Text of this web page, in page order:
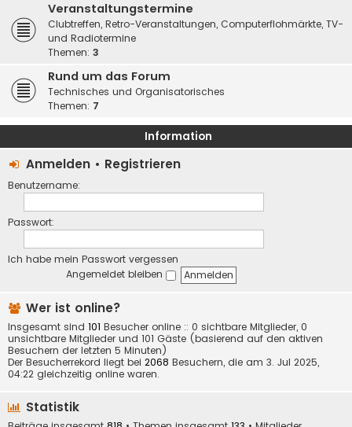
Veranstaltungstermine
Clubtreffen, Retro-Veranstaltungen, Computerflohmärkte, TV-
und Radiotermine
Themen: 3
Rund um das Forum
Technisches und Organisatorisches
Themen: 7
Information
Anmelden • Registrieren
Benutzername:
Passwort:
Ich habe mein Passwort vergessen
Angemeldet bleiben
Wer ist online?
Insgesamt sind 101 Besucher online :: 0 sichtbare Mitglieder, 0
unsichtbare Mitglieder und 101 Gäste (basierend auf den aktiven
Besuchern der letzten 5 Minuten)
Der Besucherrekord liegt bei 2068 Besuchern, die am 3. Jul 2025,
04:22 gleichzeitig online waren.
Statistik